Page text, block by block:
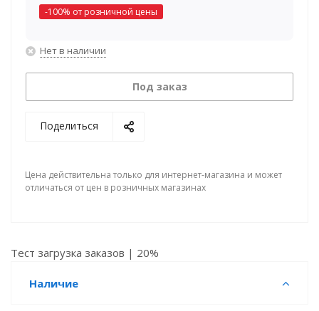
-100% от розничной цены
Нет в наличии
Под заказ
Поделиться
Цена действительна только для интернет-магазина и может
отличаться от цен в розничных магазинах
Тест загрузка заказов | 20%
Наличие